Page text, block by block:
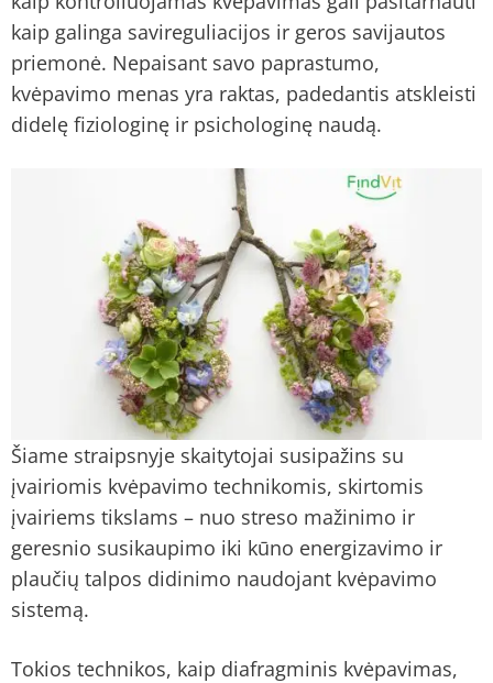
kaip galinga savireguliacijos ir geros savijautos
priemonė. Nepaisant savo paprastumo,
kvėpavimo menas yra raktas, padedantis atskleisti
didelę fiziologinę ir psichologinę naudą.
Šiame straipsnyje skaitytojai susipažins su
įvairiomis kvėpavimo technikomis, skirtomis
įvairiems tikslams – nuo streso mažinimo ir
geresnio susikaupimo iki kūno energizavimo ir
plaučių talpos didinimo naudojant kvėpavimo
sistemą.
Tokios technikos, kaip diafragminis kvėpavimas,